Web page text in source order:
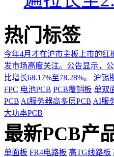
热门标签
今年4月才在沪市主板上市的
发市场高度关注。公告显示，
比增长68.17%至78.28%。
沪锡
FPC 电池PCB PCB覆铜板 单双
PCB AI服务器高多层PCB AI服
大功率PCB
最新PCB产
单面板 FR4电路板 高TG线路板